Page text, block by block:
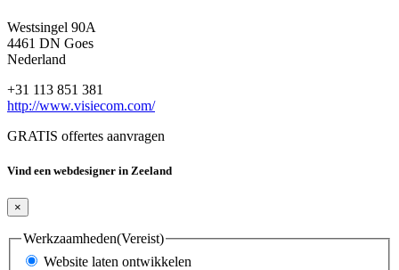
Westsingel 90A
4461 DN Goes
Nederland
+31 113 851 381
http://www.visiecom.com/
GRATIS offertes aanvragen
Vind een webdesigner in Zeeland
×
Werkzaamheden(Vereist)
Website laten ontwikkelen